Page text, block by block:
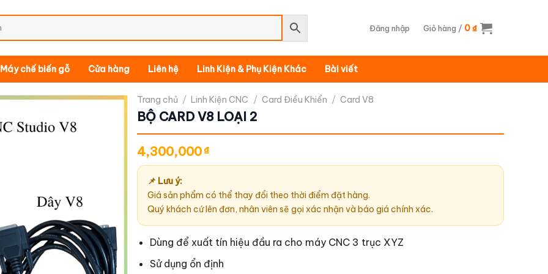
Đăng nhập Giỏ hàng / 0₫
Máy chế biến gỗ Cửa hàng Liên hệ Linh Kiện & Phụ Kiện Khác Bài viết
Trang chủ / Linh Kiện CNC / Card Điều Khiển / Card V8
BỘ CARD V8 LOẠI 2
4,300,000₫
📌 Lưu ý:
Giá sản phẩm có thể thay đổi theo thời điểm đặt hàng.
Quý khách cứ lên đơn, nhân viên sẽ gọi xác nhận và báo giá chính xác.
Dùng để xuất tín hiệu đầu ra cho máy CNC 3 trục XYZ
Sử dụng ổn định